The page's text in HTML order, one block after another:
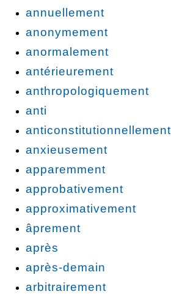
annuellement
anonymement
anormalement
antérieurement
anthropologiquement
anti
anticonstitutionnellement
anxieusement
apparemment
approbativement
approximativement
âprement
après
après-demain
arbitrairement